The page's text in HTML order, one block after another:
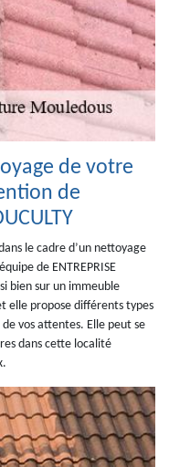
de votre
de
le cadre d’un nettoyage
de ENTREPRISE
bien sur un immeuble
elle propose différents types
vos attentes. Elle peut se
dans cette localité